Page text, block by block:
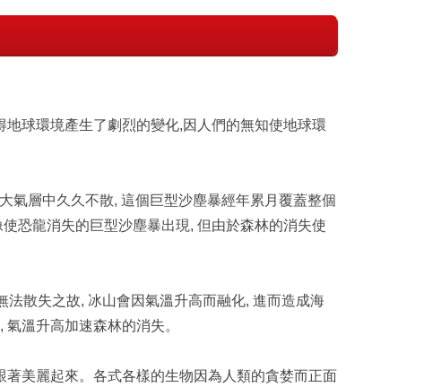
球環境產生了劇烈的變化,因人們的無知使地球環
氣層中久久不散, 這個巨型沙塵暴經年累月覆蓋整個
恐龍消失的巨型沙塵暴出現, 但由於森林的消失使
散失之故, 冰山會因氣溫升高而融化, 進而造成海
溫升高加速森林的消失。
美麗起來。各式各樣的生物因為人類的貪婪而正面